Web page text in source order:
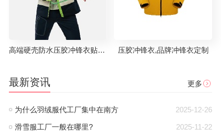
高端硬壳防水压胶冲锋衣贴牌代工 压胶冲锋衣,品牌冲锋衣定制
最新资讯 更多
2025-12-26
为什么羽绒服代工厂集中在南方
2025-11-22
滑雪服工厂一般在哪里?